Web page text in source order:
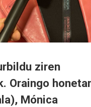
ziren
Oraingo
Mónica